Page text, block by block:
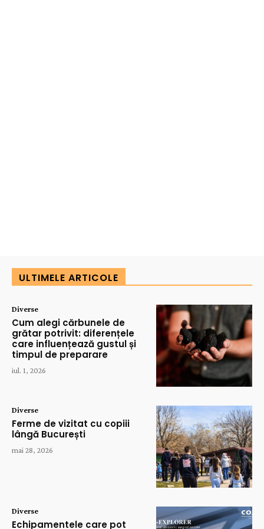
ULTIMELE ARTICOLE
Diverse
Cum alegi cărbunele de
grătar potrivit: diferențele
care influențează gustul și
timpul de preparare
iul. 1, 2026
Diverse
Ferme de vizitat cu copiii
lângă București
mai 28, 2026
Diverse
Echipamentele care pot